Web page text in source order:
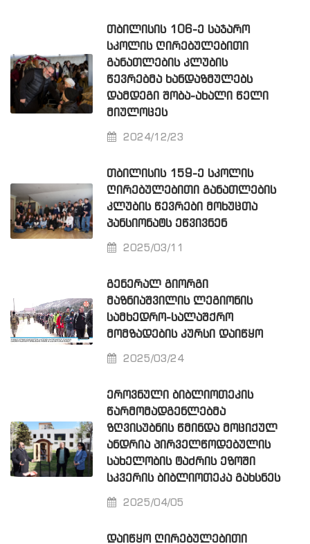
ᲗᲑᲘᲚᲘᲡᲘᲡ 106-Ე ᲡᲐᲯᲐᲠᲝ
ᲡᲙᲝᲚᲘᲡ ᲦᲘᲠᲔᲑᲣᲚᲔᲑᲘᲗᲘ
ᲒᲐᲜᲐᲗᲚᲔᲑᲘᲡ ᲙᲚᲣᲑᲘᲡ
ᲬᲔᲕᲠᲔᲑᲛᲐ ᲮᲐᲜᲓᲐᲖᲛᲣᲚᲔᲑᲡ
ᲓᲐᲛᲓᲔᲒᲘ ᲨᲝᲑᲐ-ᲐᲮᲐᲚᲘ ᲬᲔᲚᲘ
ᲛᲘᲣᲚᲝᲪᲔᲡ
2024/12/23
ᲗᲑᲘᲚᲘᲡᲘᲡ 159-Ე ᲡᲙᲝᲚᲘᲡ
ᲦᲘᲠᲔᲑᲣᲚᲔᲑᲘᲗᲘ ᲒᲐᲜᲐᲗᲚᲔᲑᲘᲡ
ᲙᲚᲣᲑᲘᲡ ᲬᲔᲕᲠᲔᲑᲘ ᲛᲝᲮᲣᲪᲗᲐ
ᲞᲐᲜᲡᲘᲝᲜᲐᲢᲡ ᲔᲬᲕᲘᲕᲜᲔᲜ
2025/03/11
ᲒᲔᲜᲔᲠᲐᲚ ᲒᲘᲝᲠᲒᲘ
ᲛᲐᲖᲜᲘᲐᲨᲕᲘᲚᲘᲡ ᲚᲔᲒᲘᲝᲜᲘᲡ
ᲡᲐᲛᲮᲔᲓᲠᲝ-ᲡᲐᲚᲐᲨᲥᲠᲝ
ᲛᲝᲛᲖᲐᲓᲔᲑᲘᲡ ᲙᲣᲠᲡᲘ ᲓᲐᲘᲬᲧᲝ
2025/03/24
ᲔᲠᲝᲕᲜᲣᲚᲘ ᲑᲘᲑᲚᲘᲝᲗᲔᲙᲘᲡ
ᲬᲐᲠᲛᲝᲛᲐᲓᲒᲔᲜᲚᲔᲑᲛᲐ
ᲖᲦᲕᲘᲡᲣᲑᲜᲘᲡ ᲬᲛᲘᲜᲓᲐ ᲛᲝᲪᲘᲥᲣᲚ
ᲐᲜᲓᲠᲘᲐ ᲞᲘᲠᲕᲔᲚᲬᲝᲓᲔᲑᲣᲚᲘᲡ
ᲡᲐᲮᲔᲚᲝᲑᲘᲡ ᲢᲐᲫᲠᲘᲡ ᲔᲖᲝᲨᲘ
ᲡᲙᲕᲔᲠᲘᲡ ᲑᲘᲑᲚᲘᲝᲗᲔᲙᲐ ᲒᲐᲮᲡᲜᲔᲡ
2025/04/05
ᲓᲐᲘᲬᲧᲝ ᲦᲘᲠᲔᲑᲣᲚᲔᲑᲘᲗᲘ